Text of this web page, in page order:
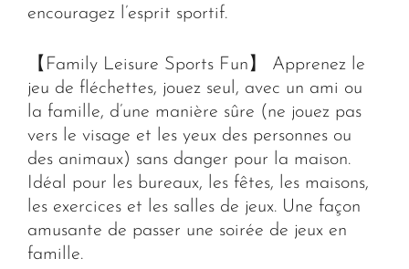
encouragez l’esprit sportif.
【Family Leisure Sports Fun】 Apprenez le
jeu de fléchettes, jouez seul, avec un ami ou
la famille, d’une manière sûre (ne jouez pas
vers le visage et les yeux des personnes ou
des animaux) sans danger pour la maison.
Idéal pour les bureaux, les fêtes, les maisons,
les exercices et les salles de jeux. Une façon
amusante de passer une soirée de jeux en
famille.